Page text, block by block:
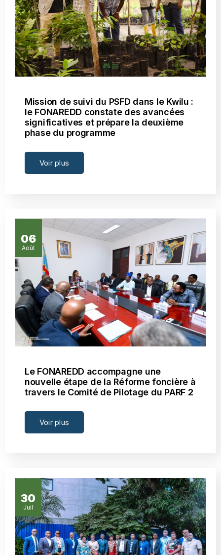
Mission de suivi du PSFD dans le Kwilu :
le FONAREDD constate des avancées
significatives et prépare la deuxième
phase du programme
Voir plus
06
Août
Le FONAREDD accompagne une
nouvelle étape de la Réforme foncière à
travers le Comité de Pilotage du PARF 2
Voir plus
30
Juil